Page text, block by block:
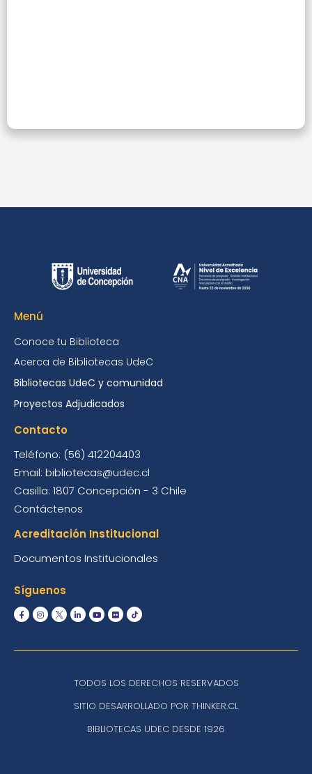
Menú
Conoce tu Biblioteca
Acerca de Bibliotecas UdeC
Bibliotecas UdeC y comunidad
Proyectos Adjudicados
Contacto
Teléfono: (56) 412204403
Email: bibliotecas@udec.cl
Casilla: 1807 Concepción - 3 Chile
Contáctenos
Acreditación Institucional
Documentos Institucionales
Síguenos
TODOS LOS DERECHOS RESERVADOS
SITIO DESARROLLADO POR THINKER.CL
BIBLIOTECAS UDEC DESDE 1926